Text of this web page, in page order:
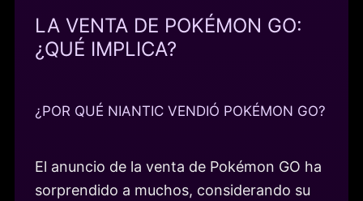
LA VENTA DE POKÉMON GO:
¿QUÉ IMPLICA?
¿POR QUÉ NIANTIC VENDIÓ POKÉMON GO?
El anuncio de la venta de Pokémon GO ha
sorprendido a muchos, considerando su